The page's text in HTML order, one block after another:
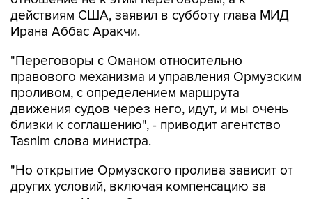
"Переговоры с Оманом относительно
проливом, с определением маршрута
движения судов через него, идут, и мы очень
близки к соглашению", - приводит агентство
Tasnim слова министра.
"Но открытие Ормузского пролива зависит от
нарушения Исламабадского меморандума со
стороны США", - продолжил Аракчи.